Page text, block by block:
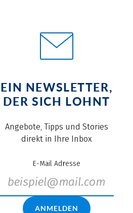
EIN NEWSLETTER,
DER SICH LOHNT
Angebote, Tipps und Stories
direkt in Ihre Inbox
E-Mail Adresse
ANMELDEN